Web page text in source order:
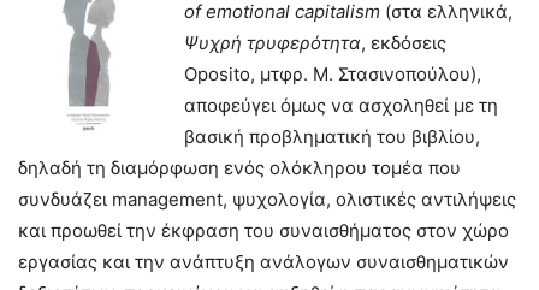
of emotional capitalism (στα ελληνικά,
Ψυχρή τρυφερότητα, εκδόσεις
Oposito, μτφρ. Μ. Στασινοπούλου),
αποφεύγει όμως να ασχοληθεί με τη
βασική προβληματική του βιβλίου,
δηλαδή τη διαμόρφωση ενός ολόκληρου τομέα που
συνδυάζει management, ψυχολογία, ολιστικές αντιλήψεις
και προωθεί την έκφραση του συναισθήματος στον χώρο
εργασίας και την ανάπτυξη ανάλογων συναισθηματικών